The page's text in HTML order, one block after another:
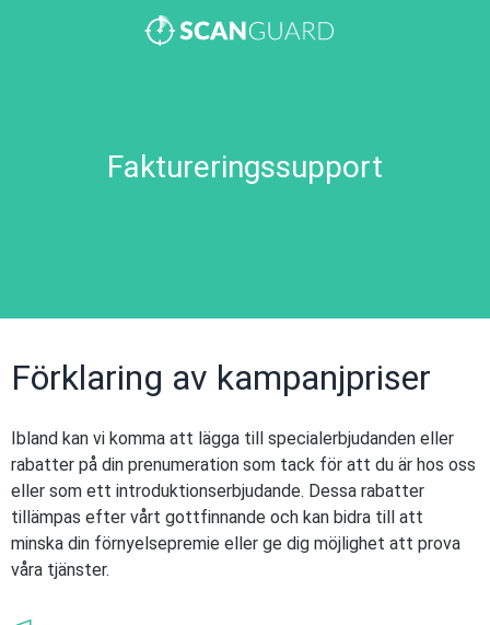
Faktureringssupport
Förklaring av kampanjpriser
Ibland kan vi komma att lägga till specialerbjudanden eller
rabatter på din prenumeration som tack för att du är hos oss
eller som ett introduktionserbjudande. Dessa rabatter
tillämpas efter vårt gottfinnande och kan bidra till att
minska din förnyelsepremie eller ge dig möjlighet att prova
våra tjänster.